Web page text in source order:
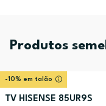
Produtos
-10% em talão
TV HISENSE 85UR9S